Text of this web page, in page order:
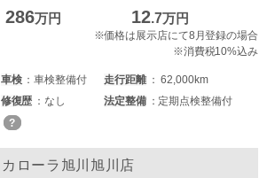
286万円 12.7万円
※価格は展示店にて8月登録の場合
※消費税10%込み
車検 車検整備付 走行距離
62,000km
修復歴 なし 法定整備
定期点検整備付
カローラ旭川旭川店